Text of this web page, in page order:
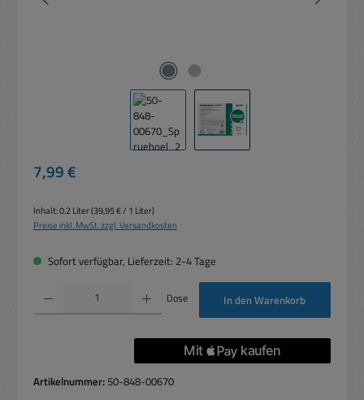
Regulärer Preis:
7,99 €
Inhalt:0.2 Liter(39,95 € / 1 Liter)
Preise inkl. MwSt. zzgl. Versandkosten
Sofort verfügbar, Lieferzeit: 2-4 Tage
Produkt Anzahl: Gib den gewünschten Wert ein oder benutze die Schaltflächen um
Dose In den Warenkorb
Artikelnummer: 50-848-00670